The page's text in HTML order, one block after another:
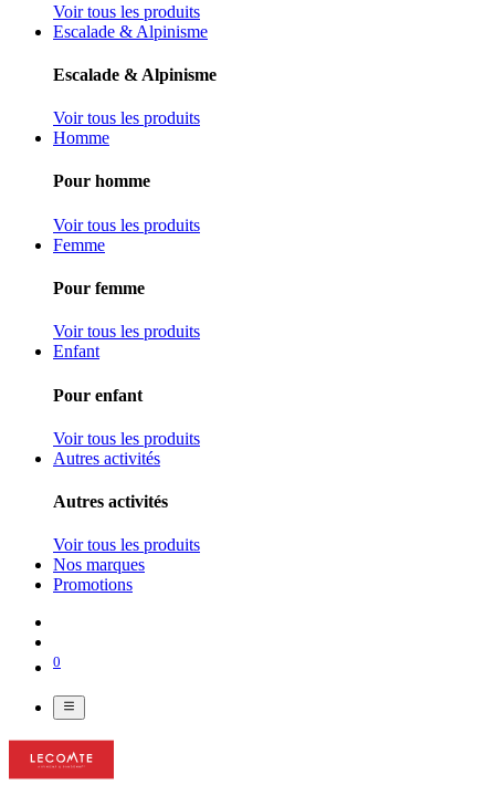
Voir tous les produits
Escalade & Alpinisme
Escalade & Alpinisme
Voir tous les produits
Homme
Pour homme
Voir tous les produits
Femme
Pour femme
Voir tous les produits
Enfant
Pour enfant
Voir tous les produits
Autres activités
Autres activités
Voir tous les produits
Nos marques
Promotions
0